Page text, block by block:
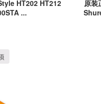
HT202 HT212
...
原装